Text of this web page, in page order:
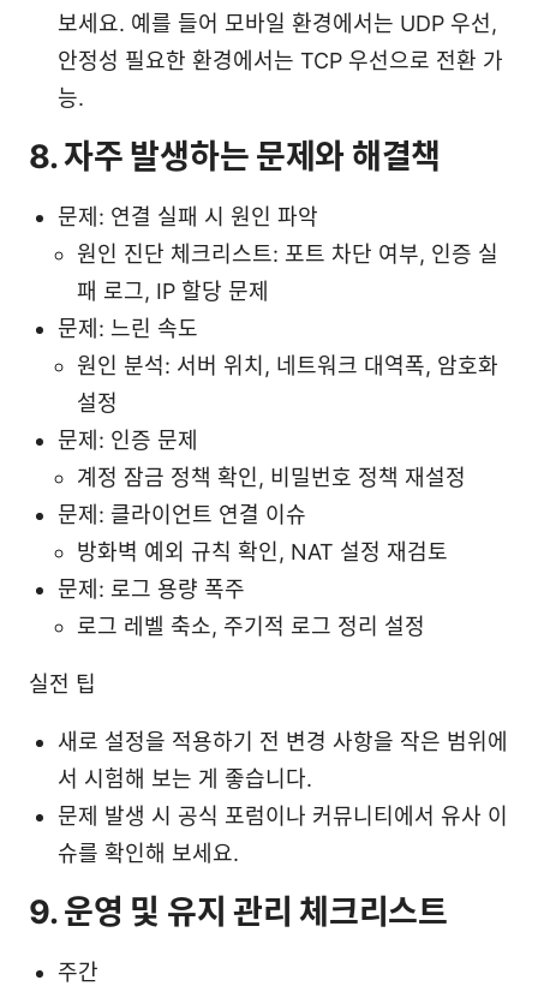
보세요. 예를 들어 모바일 환경에서는 UDP 우선,
안정성 필요한 환경에서는 TCP 우선으로 전환 가
능.
8. 자주 발생하는 문제와 해결책
문제: 연결 실패 시 원인 파악
원인 진단 체크리스트: 포트 차단 여부, 인증 실
패 로그, IP 할당 문제
문제: 느린 속도
원인 분석: 서버 위치, 네트워크 대역폭, 암호화
설정
문제: 인증 문제
계정 잠금 정책 확인, 비밀번호 정책 재설정
문제: 클라이언트 연결 이슈
방화벽 예외 규칙 확인, NAT 설정 재검토
문제: 로그 용량 폭주
로그 레벨 축소, 주기적 로그 정리 설정
실전 팁
새로 설정을 적용하기 전 변경 사항을 작은 범위에
서 시험해 보는 게 좋습니다.
문제 발생 시 공식 포럼이나 커뮤니티에서 유사 이
슈를 확인해 보세요.
9. 운영 및 유지 관리 체크리스트
주간